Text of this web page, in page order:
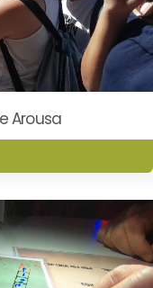
Arousa